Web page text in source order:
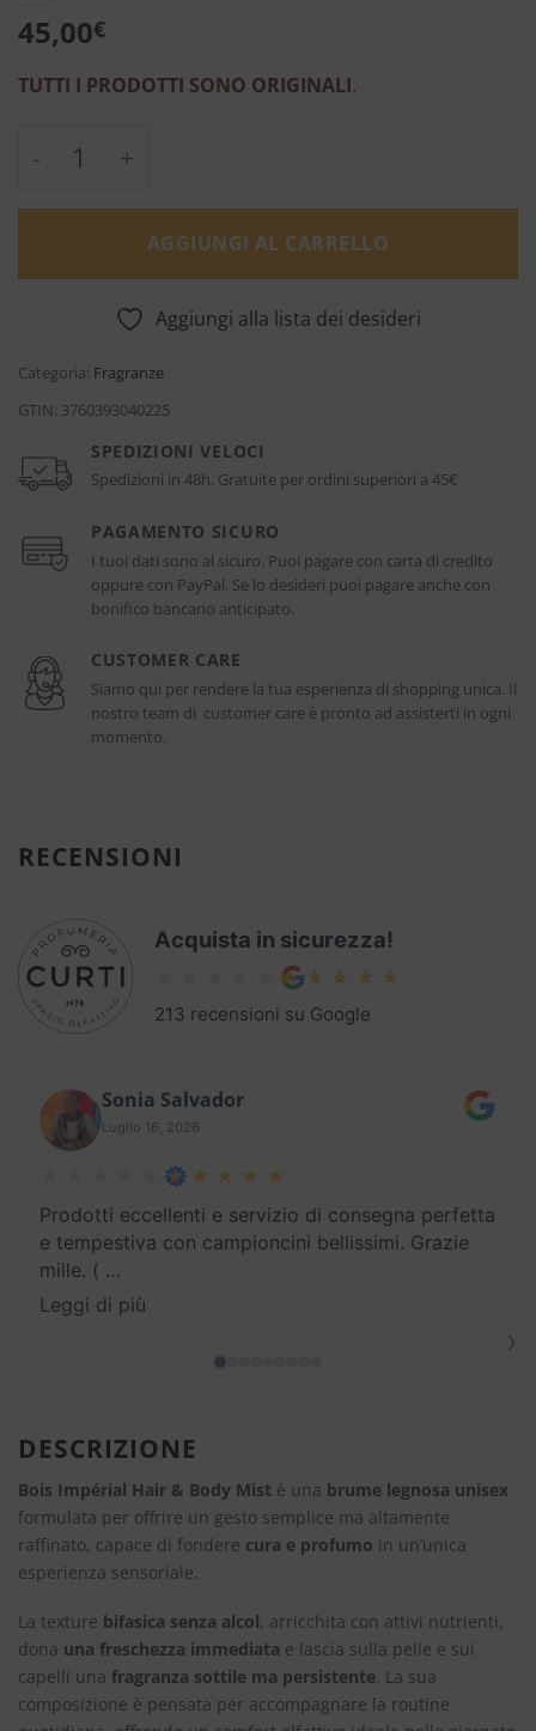
45,00€
TUTTI I PRODOTTI SONO ORIGINALI.
Bois Imperial Hair & Body Mist - Essential
AGGIUNGI AL CARRELLO
Aggiungi alla lista dei desideri
Categoria: Fragranze
GTIN: 3760393040225
SPEDIZIONI VELOCI
Spedizioni in 48h. Gratuite per ordini superiori a 45€
PAGAMENTO SICURO
I tuoi dati sono al sicuro. Puoi pagare con carta di credito
oppure con PayPal. Se lo desideri puoi pagare anche con
bonifico bancario anticipato.
CUSTOMER CARE
Siamo qui per rendere la tua esperienza di shopping unica. Il
nostro team di customer care è pronto ad assisterti in ogni
momento.
RECENSIONI
Acquista in sicurezza!
213 recensioni su Google
Sonia Salvador
Luglio 16, 2026
Prodotti eccellenti e servizio di consegna perfetta
e tempestiva con campioncini bellissimi. Grazie
mille. ( …
Leggi di più
›
DESCRIZIONE
Bois Impérial Hair & Body Mist è una brume legnosa unisex
formulata per offrire un gesto semplice ma altamente
raffinato, capace di fondere cura e profumo in un’unica
esperienza sensoriale.
La texture bifasica senza alcol, arricchita con attivi nutrienti,
dona una freschezza immediata e lascia sulla pelle e sui
capelli una fragranza sottile ma persistente. La sua
composizione è pensata per accompagnare la routine